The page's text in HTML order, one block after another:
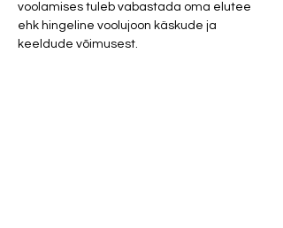
voolamises tuleb vabastada oma elutee
ehk hingeline voolujoon käskude ja
keeldude võimusest.